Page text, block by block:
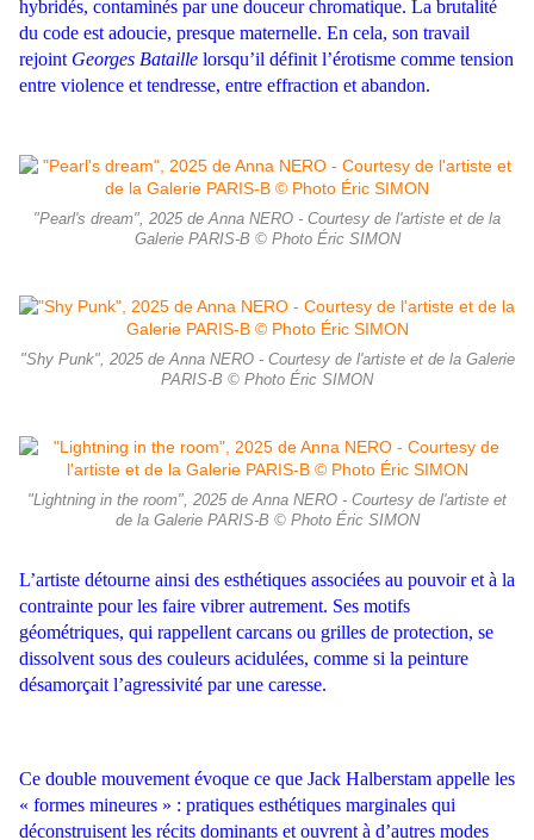
hybridés, contaminés par une douceur chromatique. La brutalité
du code est adoucie, presque maternelle. En cela, son travail
rejoint Georges Bataille lorsqu’il définit l’érotisme comme tension
entre violence et tendresse, entre effraction et abandon.
"Pearl's dream", 2025 de Anna NERO - Courtesy de l'artiste et de la
Galerie PARIS-B © Photo Éric SIMON
"Shy Punk", 2025 de Anna NERO - Courtesy de l'artiste et de la Galerie
PARIS-B © Photo Éric SIMON
"Lightning in the room", 2025 de Anna NERO - Courtesy de l'artiste et
de la Galerie PARIS-B © Photo Éric SIMON
L’artiste détourne ainsi des esthétiques associées au pouvoir et à la
contrainte pour les faire vibrer autrement. Ses motifs
géométriques, qui rappellent carcans ou grilles de protection, se
dissolvent sous des couleurs acidulées, comme si la peinture
désamorçait l’agressivité par une caresse.
Ce double mouvement évoque ce que Jack Halberstam appelle les
« formes mineures » : pratiques esthétiques marginales qui
déconstruisent les récits dominants et ouvrent à d’autres modes